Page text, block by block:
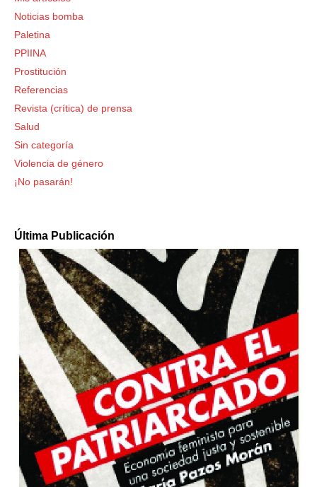
Noticias bomba
Paletina
PPIINA
Prostitución
Referencias
Revista (crítica) de prensa
Salud
Sin categoría
Violencia de género
¡No pasarán!
Última Publicación